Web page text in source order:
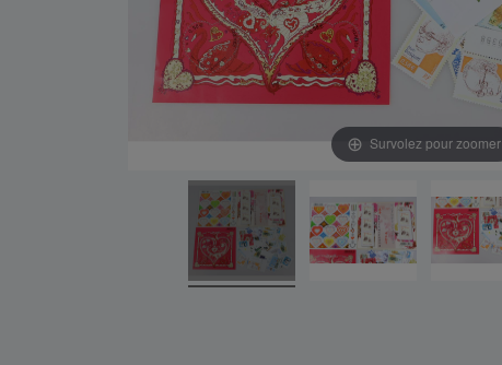
Survolez pour zoomer